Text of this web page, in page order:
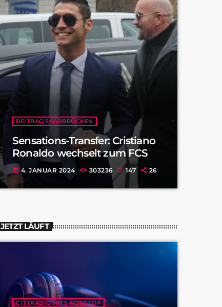
BEITRAG SAARBRÜCKEN
Sensations-Transfer: Cristiano
Ronaldo wechselt zum FCS
today 4. JANUAR 2024 303236 147 26
JETZT LÄUFT
CITYRADIO HITS NONSTOP